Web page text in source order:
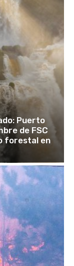
Puerto
de FSC
forestal en